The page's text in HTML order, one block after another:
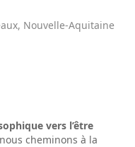
Nouvelle-Aquitaine
vers l’être
cheminons à la